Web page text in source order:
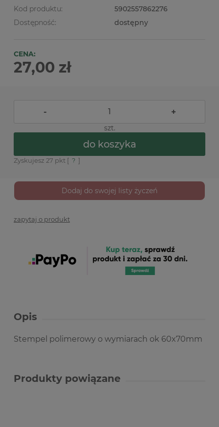
Kod produktu:
5902557862276
Dostępność:
dostępny
CENA:
27,00 zł
- +
szt.
do koszyka
Zyskujesz 27 pkt [ ? ]
Dodaj do swojej listy życzeń
zapytaj o produkt
Opis
Stempel polimerowy o wymiarach ok 60x70mm
Produkty powiązane